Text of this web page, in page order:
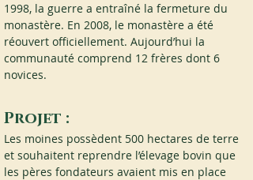
1998, la guerre a entraîné la fermeture du
monastère. En 2008, le monastère a été
réouvert officiellement. Aujourd’hui la
communauté comprend 12 frères dont 6
novices.
Projet :
Les moines possèdent 500 hectares de terre
et souhaitent reprendre l’élevage bovin que
les pères fondateurs avaient mis en place